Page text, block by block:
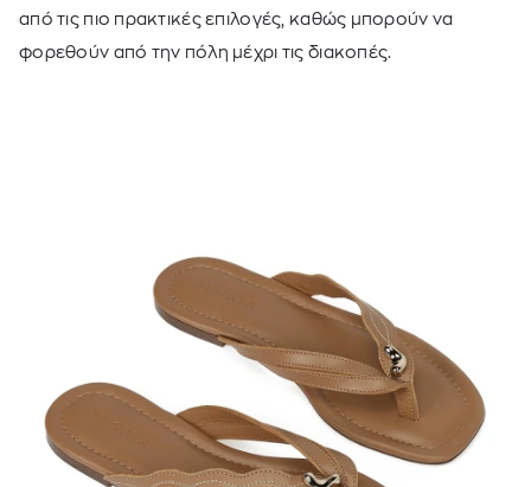
από τις πιο πρακτικές επιλογές, καθώς μπορούν να
φορεθούν από την πόλη μέχρι τις διακοπές.